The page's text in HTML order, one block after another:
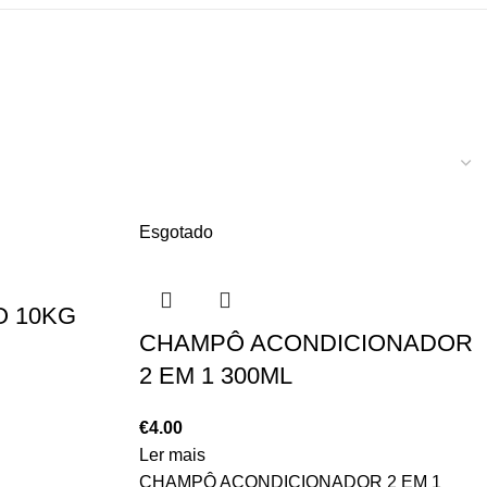
10KG
Esgotado
CHAMPÔ ACONDICIONADOR
2 EM 1 300ML
€4.00
Ler mais
CHAMPÔ ACONDICIONADOR 2 EM 1